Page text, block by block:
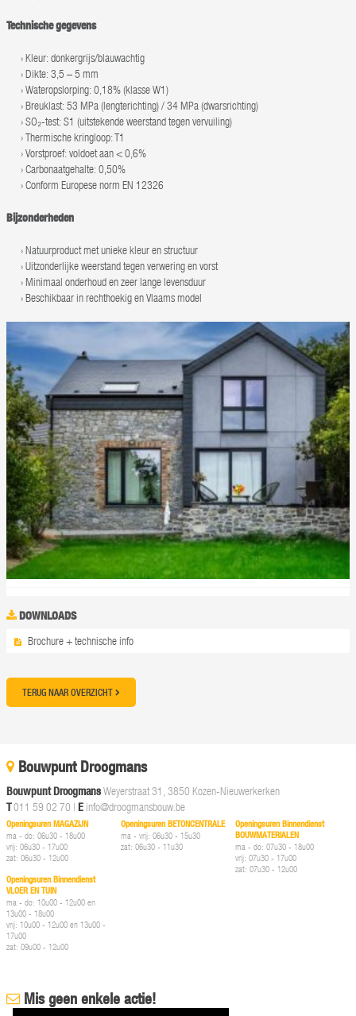
Technische gegevens
Kleur: donkergrijs/blauwachtig
Dikte: 3,5 – 5 mm
Wateropslorping: 0,18% (klasse W1)
Breuklast: 53 MPa (lengterichting) / 34 MPa (dwarsrichting)
SO₂-test: S1 (uitstekende weerstand tegen vervuiling)
Thermische kringloop: T1
Vorstproef: voldoet aan < 0,6%
Carbonaatgehalte: 0,50%
Conform Europese norm EN 12326
Bijzonderheden
Natuurproduct met unieke kleur en structuur
Uitzonderlijke weerstand tegen verwering en vorst
Minimaal onderhoud en zeer lange levensduur
Beschikbaar in rechthoekig en Vlaams model
DOWNLOADS
Brochure + technische info
TERUG NAAR OVERZICHT
Bouwpunt Droogmans
Bouwpunt DroogmansWeyerstraat 31, 3850 Kozen-Nieuwerkerken
T011 59 02 70 | E info@droogmansbouw.be
Openingsuren MAGAZIJN
ma - do: 06u30 - 18u00
vrij: 06u30 - 17u00
zat: 06u30 - 12u00
Openingsuren BETONCENTRALE
ma - vrij: 06u30 - 15u30
zat: 06u30 - 11u30
Openingsuren Binnendienst
BOUWMATERIALEN
ma - do: 07u30 - 18u00
vrij: 07u30 - 17u00
zat: 07u30 - 12u00
Openingsuren Binnendienst
VLOER EN TUIN
ma - do: 10u00 - 12u00 en
13u00 - 18u00
vrij: 10u00 - 12u00 en 13u00 -
17u00
zat: 09u00 - 12u00
Mis geen enkele actie!